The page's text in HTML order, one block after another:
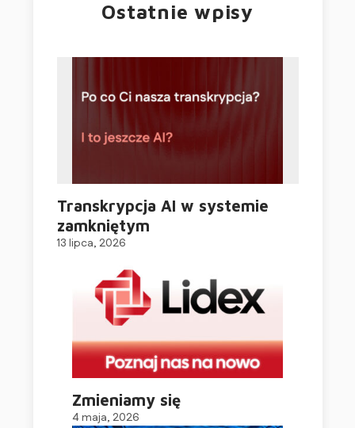
Ostatnie wpisy
Transkrypcja AI w systemie
zamkniętym
13 lipca, 2026
Zmieniamy się
4 maja, 2026